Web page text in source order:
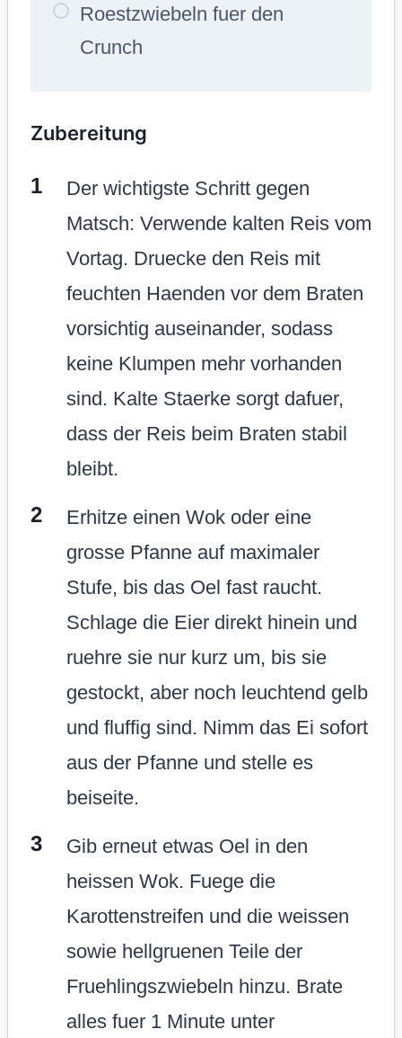
Roestzwiebeln fuer den
Crunch
Zubereitung
Der wichtigste Schritt gegen
Matsch: Verwende kalten Reis vom
Vortag. Druecke den Reis mit
feuchten Haenden vor dem Braten
vorsichtig auseinander, sodass
keine Klumpen mehr vorhanden
sind. Kalte Staerke sorgt dafuer,
dass der Reis beim Braten stabil
bleibt.
Erhitze einen Wok oder eine
grosse Pfanne auf maximaler
Stufe, bis das Oel fast raucht.
Schlage die Eier direkt hinein und
ruehre sie nur kurz um, bis sie
gestockt, aber noch leuchtend gelb
und fluffig sind. Nimm das Ei sofort
aus der Pfanne und stelle es
beiseite.
Gib erneut etwas Oel in den
heissen Wok. Fuege die
Karottenstreifen und die weissen
sowie hellgruenen Teile der
Fruehlingszwiebeln hinzu. Brate
alles fuer 1 Minute unter